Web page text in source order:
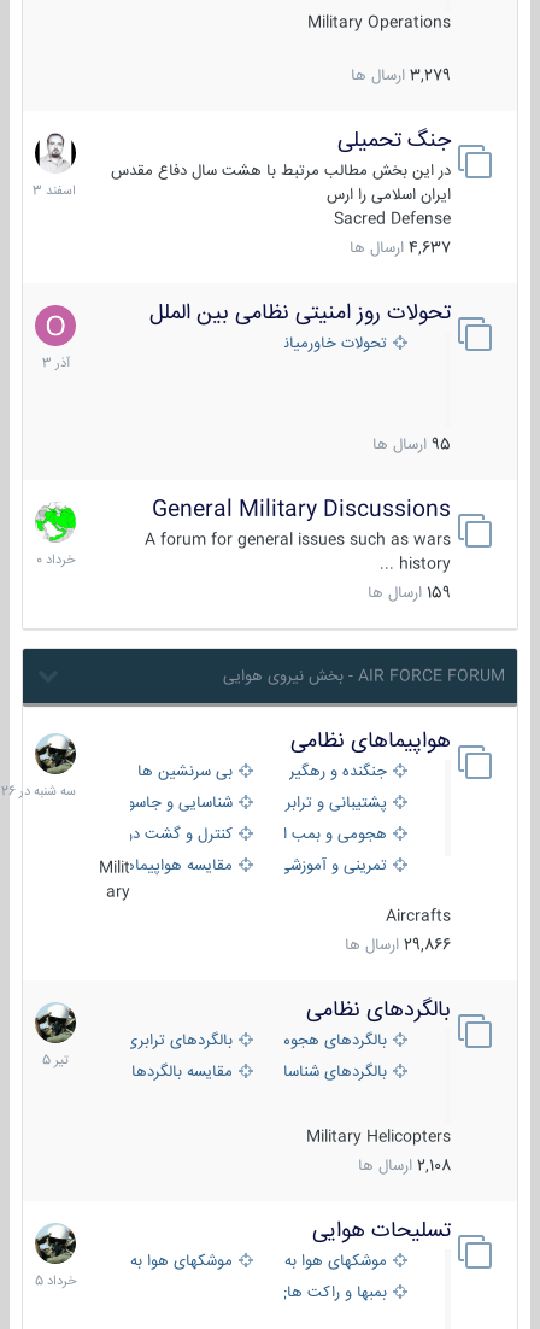
Military Operations
3,279 ارسال ها
جنگ تحمیلی
در این بخش مطالب مرتبط با هشت سال دفاع مقدس
ایران اسلامی را ارس
Sacred Defense
4,637 ارسال ها
20
اسفند
1403
تحولات روز امنیتی نظامی بین الملل
تحولات خاورمیانه
95 ارسال ها
21
آذر
1403
General Military Discussions
A forum for general issues such as wars
history ...
159 ارسال ها
10
خرداد
1400
AIR FORCE FORUM - بخش نیروی هوایی
هواپیماهای نظامی
جنگنده و رهگیر
بی سرنشین ها
پشتیبانی و ترابری
شناسایی و جاسوسی
هجومی و بمب افکن
کنترل و گشت دریایی
تمرینی و آموزشی
مقایسه هواپیماهاMilit
ary
Aircrafts
29,866 ارسال ها
سه
شنبه
در
بالگردهای نظامی
بالگردهای هجومی
بالگردهای ترابری
بالگردهای شناسایی
مقایسه بالگردها
Military Helicopters
2,108 ارسال ها
22
تیر
1405
تسلیحات هوایی
موشکهای هوا به هوا
موشکهای هوا به سطح
بمبها و راکت های هوایی
30
خرداد
1405